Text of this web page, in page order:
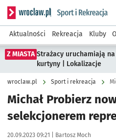
Serwis informacyjny
Aktualności Rekreacja Kluby
Z MIASTA Strażacy uruchamiają
kurtyny | Lokalizacje
wroclaw.pl Sport i rekreacja
Michał Probierz
selekcjonerem
Data publikacji:
20.09.2023 09:21 | Autor:
Bartosz Moch